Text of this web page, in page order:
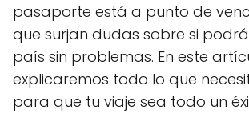
pasaporte está a punto de
que surjan dudas sobre si
país sin problemas. En este
explicaremos todo lo que
para que tu viaje sea todo un